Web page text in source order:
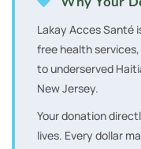
Lakay Acces Santé
free health
to underserved
New Jersey.
Your donation
lives. Every dollar